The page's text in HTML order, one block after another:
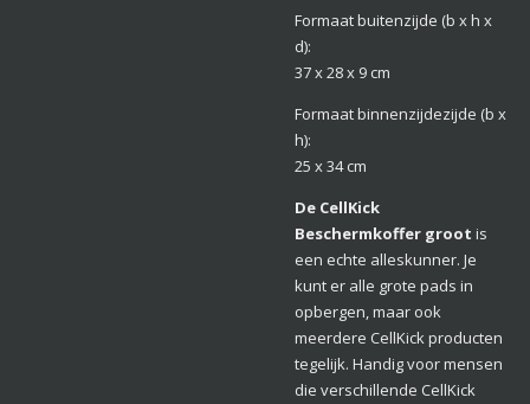
Formaat buitenzijde (b x h x
d):
37 x 28 x 9 cm
Formaat binnenzijdezijde (b x
h):
25 x 34 cm
De CellKick
Beschermkoffer groot is
een echte alleskunner. Je
kunt er alle grote pads in
opbergen, maar ook
meerdere CellKick producten
tegelijk. Handig voor mensen
die verschillende CellKick